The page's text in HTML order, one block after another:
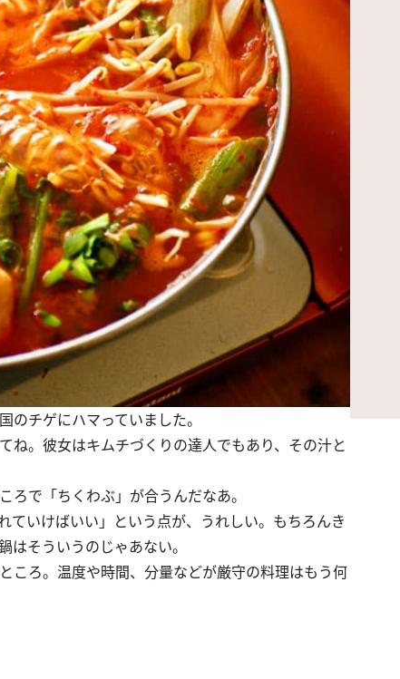
チゲにハマっていました。
。彼女はキムチづくりの達人でもあり、その汁と
で「ちくわぶ」が合うんだなあ。
いけばいい」という点が、うれしい。もちろんき
そういうのじゃあない。
ころ。温度や時間、分量などが厳守の料理はもう何